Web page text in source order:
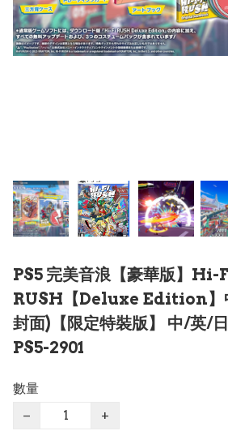
PS5 完美音浪【豪華版】Hi-
RUSH【Deluxe Edition】
封面)【限定特裝版】 中/英/
PS5-2901
數量
−
+